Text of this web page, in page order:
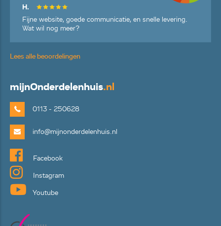
H.
Fijne website, goede communicatie, en snelle levering.
Wat wil nog meer?
Lees alle beoordelingen
mijnOnderdelenhuis.nl
0113 - 250628
info@mijnonderdelenhuis.nl
Facebook
Instagram
Youtube